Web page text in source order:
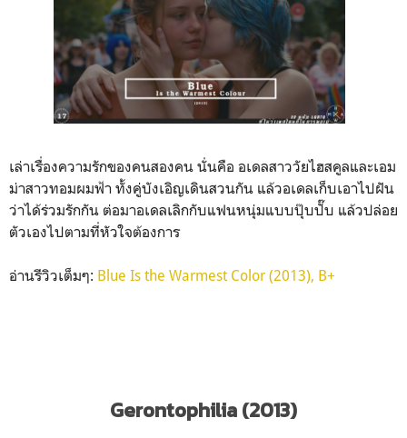
เล่าเรื่องความรักของคนสองคน นั่นคือ อเดลสาววัยไฮสคูลและเอม
ม่าสาวทอมผมฟ้า ทั้งคู่บังเอิญเดินสวนกัน แล้วอเดลเก็บเอาไปฝัน
ว่าได้ร่วมรักกัน ต่อมาอเดลเลิกกับแฟนหนุ่มแบบปุ๊บปั๊บ แล้วปล่อย
ตัวเองไปตามที่หัวใจต้องการ
อ่านรีวิวเต็มๆ: Blue Is the Warmest Color (2013), B+
Gerontophilia (2013)